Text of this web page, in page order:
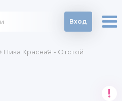
Вход
Ника КраснаЯ - Отстой
!